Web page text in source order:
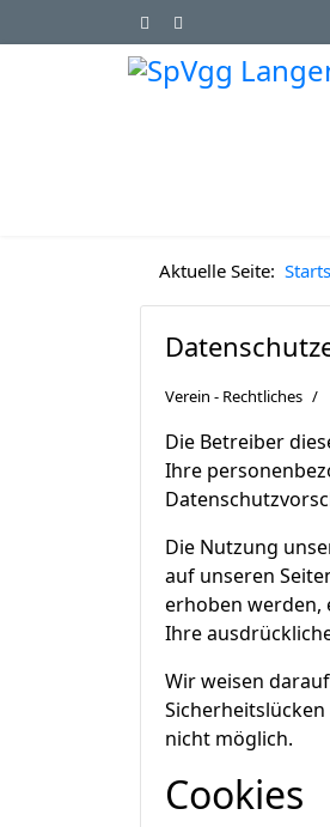
Aktuelle Seite:
Verein - Rechtliches
Die Betreiber
Ihre
Die Nutzung
auf unseren
erhoben werden,
Ihre
Wir weisen
nicht möglich.
Cookies